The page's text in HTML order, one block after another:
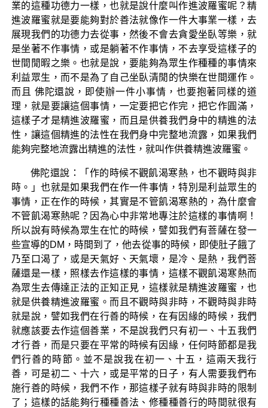
業的這種功德力一樣，也就是說什麼叫作進波羅蜜呢？精
進波羅蜜就是要能夠對於善法就像作一件大事業一樣，去
展現我們的功德力去從事，然後不會去貪愛坐臥等樂，就
是坐著不作事情，或是躺著不作事情，不去享受這樣子的
世間閒暇之樂。也就是說，要能夠為眾生作種種的事情來
利益眾生，而不是為了自己坐臥清閒的快樂在世間運作。
而且 佛陀還說，即使辦一件小事情，也要抱著同樣的道
理，就是要讓這個事情，一定要把它作完，把它作圓滿，
這樣子才是精進波羅蜜，而且是供養我們身中的精進的法
性，讓這個精進的法性在我們身中完整地流露，如果我們
能夠完整地流露出精進的法性，就叫作供養精進波羅蜜。
佛陀還說：「作的時候不觀飢渴寒熱，也不觀時與非
時。」也就是如果我們在作一件事情，特別是利益眾生的
事情，正在作的時候，其實是不管飢渴寒熱的，為什麼會
不管飢渴寒熱呢？因為心中非常地專注於這樣的事情啊！
所以說有時候為眾生在忙的時候，譬如我們有菩薩在發一
些宣導的DM，時間到了，他去從事的時候，即使肚子餓了
乃至口渴了，或是天氣好、天氣壞，是冷、是熱，我們菩
薩還是一樣，照樣去作這樣的事情，這樣不觀飢渴寒熱而
為眾生去傳達正法的正知正見，這樣就是精進波羅蜜，也
就是供養精進波羅蜜。而且不觀時與非時，不觀時與非時
就是說，譬如我們在行善的時候，在有因緣的時候，我們
就應該要去作這個善業，不是說我們只有初一、十五我們
才行善，而是只要在平常的時候有因緣，任何時節都是我
們行善的時節。並不是說我在初一、十五，這兩天我行
善，可是初二、十六，或是平常的日子，有人需要我們布
施行善的時候，我們不作，那這樣子就有時與非時的限制
了；這樣的話能夠行種種善法、修種種善行的時間就很有